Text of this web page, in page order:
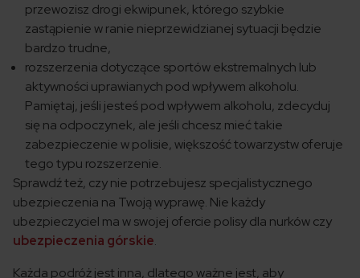
przewozisz drogi ekwipunek, którego szybkie
zastąpienie w ranie nieprzewidzianej sytuacji będzie
bardzo trudne,
rozszerzenia dotyczące sportów ekstremalnych lub
aktywności uprawianych pod wpływem alkoholu.
Pamiętaj, jeśli jesteś pod wpływem alkoholu, zdecyduj
się na odpoczynek, ale jeśli chcesz mieć takie
zabezpieczenie w polisie, większość towarzystw oferuje
tego typu rozszerzenie.
Sprawdź też, czy nie potrzebujesz specjalistycznego
ubezpieczenia na Twoją wyprawę. Nie każdy
ubezpieczyciel ma w swojej ofercie polisy dla nurków czy
ubezpieczenia górskie.
Każda podróż jest inna, dlatego ważne jest, aby